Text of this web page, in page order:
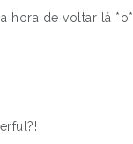
hora de voltar lá *o*